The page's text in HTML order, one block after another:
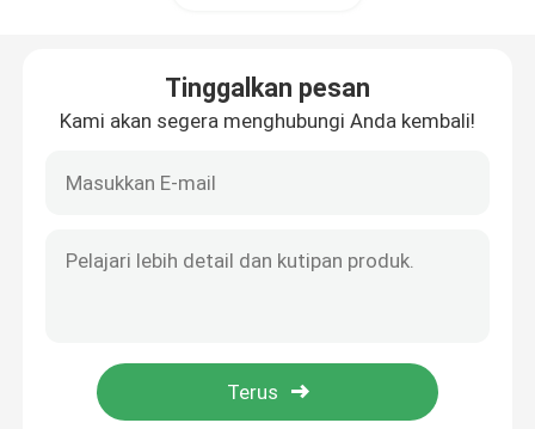
Tinggalkan pesan
Kami akan segera menghubungi Anda kembali!